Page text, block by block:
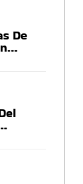
De
Del